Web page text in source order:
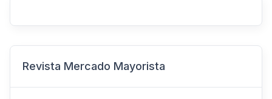
Revista Mercado Mayorista